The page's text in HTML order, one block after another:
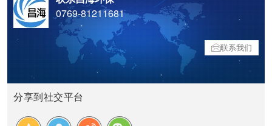
0769-81211681
联系我们
分享到社交平台